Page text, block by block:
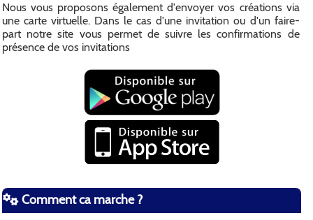
Nous vous proposons également d'envoyer vos créations via
une carte virtuelle. Dans le cas d'une invitation ou d'un faire-
part notre site vous permet de suivre les confirmations de
présence de vos invitations
Comment ca marche ?